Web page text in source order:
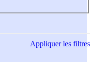
Appliquerles filtres